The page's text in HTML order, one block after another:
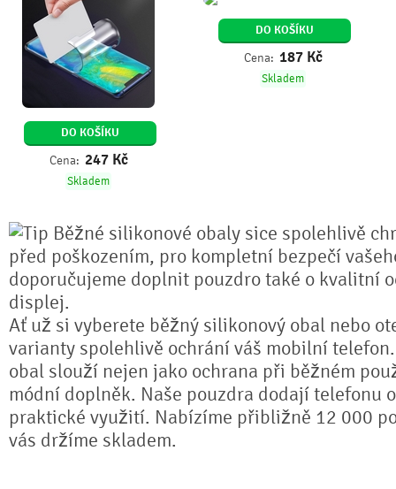
DO KOŠÍKU
Cena: 247 Kč
Skladem
DO KOŠÍKU
Cena: 187 Kč
Skladem
Běžné silikonové obaly sice spolehlivě
před poškozením, pro kompletní bezpečí
doporučujeme doplnit pouzdro také o kvalitní
displej.
Ať už si vyberete běžný silikonový obal nebo
varianty spolehlivě ochrání váš mobilní
obal slouží nejen jako ochrana při běžném
módní doplněk. Naše pouzdra dodají telefonu
praktické využití. Nabízíme přibližně 12 000
vás držíme skladem.